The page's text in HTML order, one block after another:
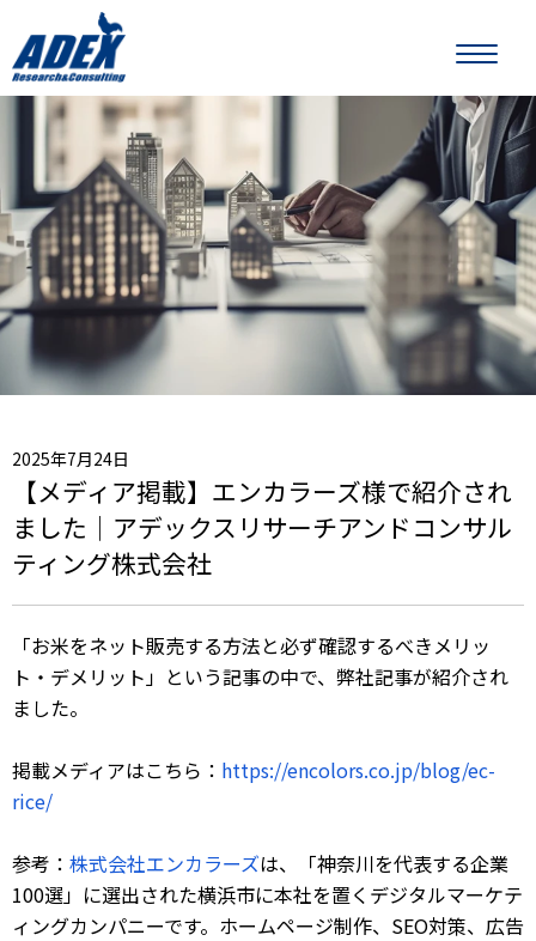
2025年7月24日
【メディア掲載】エンカラーズ様で紹介され
ました｜アデックスリサーチアンドコンサル
ティング株式会社
「お米をネット販売する方法と必ず確認するべきメリッ
ト・デメリット」 という記事の中で、弊社記事が紹介され
ました。
掲載メディアはこちら： https://encolors.co.jp/blog/ec-
rice/
参考： 株式会社エンカラーズは、「神奈川を代表する企業
100選」に選出された横浜市に本社を置くデジタルマーケテ
ィングカンパニーです。ホームページ制作、SEO対策、広告